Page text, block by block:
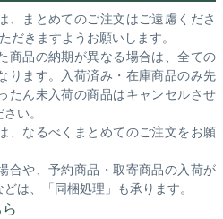
、まとめてのご注文はご遠慮くださ
だきますようお願いします。
商品の納期が異なる場合は、全ての
ります。入荷済み・在庫商品のみ先
たん未入荷の商品はキャンセルさせ
い。
、なるべくまとめてのご注文をお願
合や、予約商品・取寄商品の入荷が
は、「同梱処理」も承ります。